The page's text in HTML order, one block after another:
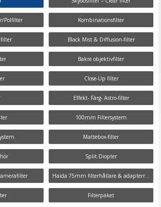
Polfilter Kombinationsfilter
filter Black Mist & Diffusion-filter
Bakre objektivfilter
Close-Up filter
Effekt- Färg- Astro-filter
100mm Filtersystem
Mattebox-filter
Split Diopter
Haida 75mm filterhållare & adapterring
Filterpaket